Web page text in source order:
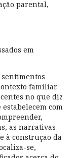
parental,
em
familiar.
no que diz
com
as narrativas
à construção da
se,